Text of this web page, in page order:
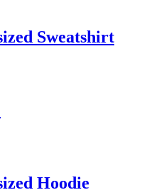
Sweatshirt
Hoodie